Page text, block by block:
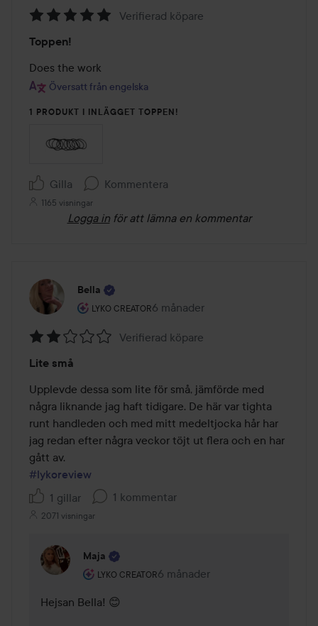
5
av
5
Verifierad köpare
Toppen!
Does the work
Översatt från engelska
1 PRODUKT I INLÄGGET TOPPEN!
Gilla Kommentera
1165 visningar
Logga in för att lämna en kommentar
Bella
LYKO CREATOR
Användarens roll: Lyko Creator.
6 månader
Inlägget skapades 6 månader
2
av
5
Verifierad köpare
Lite små
Upplevde dessa som lite för små, jämförde med
några liknande jag haft tidigare. De här var tighta
runt handleden och med mitt medeltjocka hår har
jag redan efter några veckor töjt ut flera och en har
#lykoreview
1 gillar
1 kommentar
2071 visningar
Maja
LYKO CREATOR
Användarens roll: Lyko Creator.
6 månader
Kommentaren lades 6 månader
Hejsan Bella! 😊